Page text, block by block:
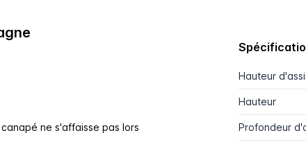
ne s'affaisse pas lors
Hauteur
Hauteur
Profondeur